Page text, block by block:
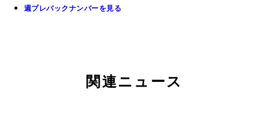
週プレバックナンバーを見る
関連ニュース